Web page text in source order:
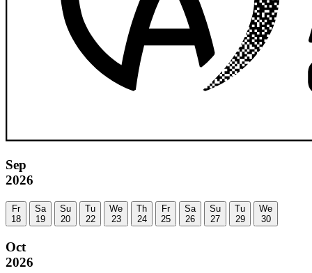
Sep
2026
Fr
18
Sa
19
Su
20
Tu
22
We
23
Th
24
Fr
25
Sa
26
Su
27
Tu
29
We
30
Oct
2026